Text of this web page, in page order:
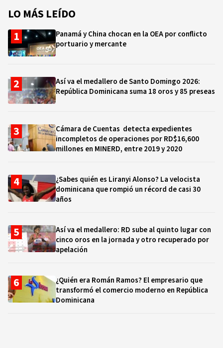
LO MÁS LEÍDO
Panamá y China chocan en la OEA por conflicto
portuario y mercante
Así va el medallero de Santo Domingo 2026:
República Dominicana suma 18 oros y 85 preseas
Cámara de Cuentas detecta expedientes
incompletos de operaciones por RD$16,600
millones en MINERD, entre 2019 y 2020
¿Sabes quién es Liranyi Alonso? La velocista
dominicana que rompió un récord de casi 30
años
Así va el medallero: RD sube al quinto lugar con
cinco oros en la jornada y otro recuperado por
apelación
¿Quién era Román Ramos? El empresario que
transformó el comercio moderno en República
Dominicana